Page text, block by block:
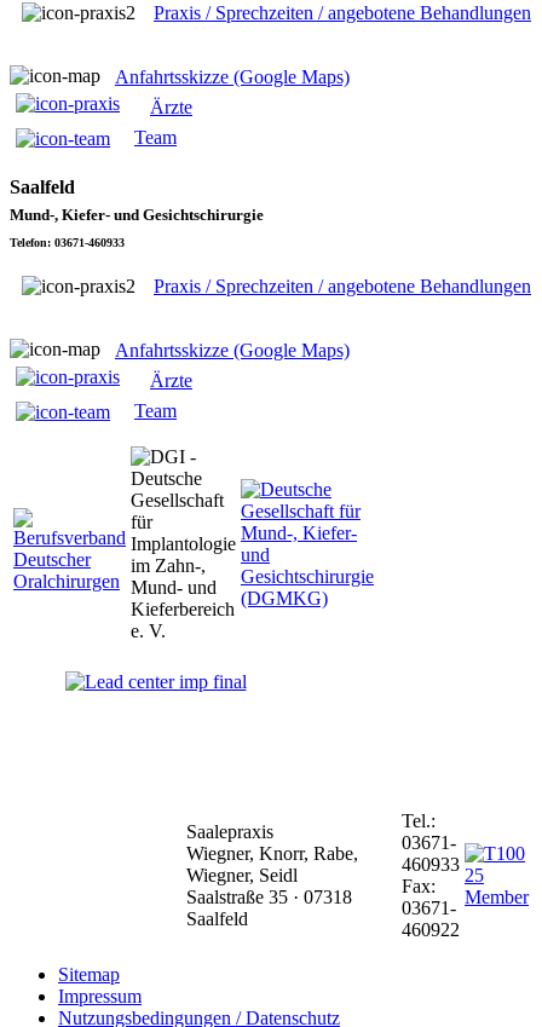
Praxis / Sprechzeiten / angebotene Behandlungen
Anfahrtsskizze (Google Maps)
Ärzte
Team
Saalfeld
Mund-, Kiefer- und Gesichtschirurgie
Telefon: 03671-460933
Praxis / Sprechzeiten / angebotene Behandlungen
Anfahrtsskizze (Google Maps)
Ärzte
Team
Saalepraxis
Wiegner, Knorr, Rabe,
Wiegner, Seidl
Saalstraße 35 · 07318
Saalfeld
Tel.:
03671-
460933
Fax:
03671-
460922
Sitemap
Impressum
Nutzungsbedingungen / Datenschutz